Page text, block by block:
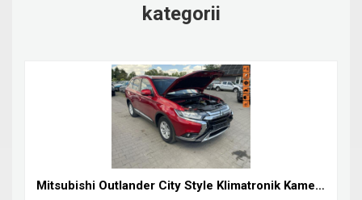
kategorii
Mitsubishi Outlander City Style Klimatronik Kamera...